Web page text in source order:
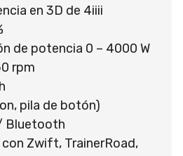
en 3D de 4iiii
de potencia 0 – 4000 W
rpm
pila de botón)
Bluetooth
con Zwift, TrainerRoad,